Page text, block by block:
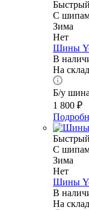
С
Зима
Нет
Шины
В
На
Б/у
1 800 ₽
С
Зима
Нет
Шины
В
На